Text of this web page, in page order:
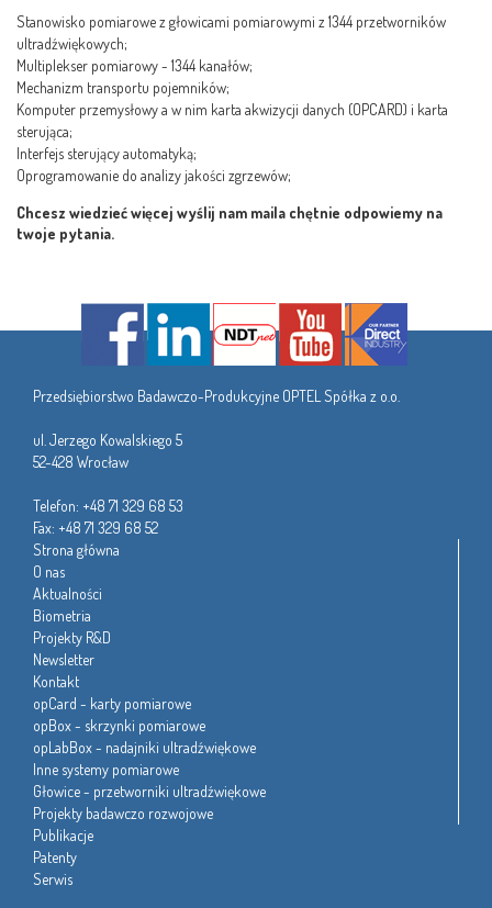
Stanowisko pomiarowe z głowicami pomiarowymi z 1344 przetworników
ultradźwiękowych;
Multiplekser pomiarowy - 1344 kanałów;
Mechanizm transportu pojemników;
Komputer przemysłowy a w nim karta akwizycji danych (OPCARD) i karta
sterująca;
Interfejs sterujący automatyką;
Oprogramowanie do analizy jakości zgrzewów;
Chcesz wiedzieć więcej wyślij nam maila chętnie odpowiemy na
twoje pytania.
Przedsiębiorstwo Badawczo-Produkcyjne OPTEL Spółka z o.o.
ul. Jerzego Kowalskiego 5
52-428 Wrocław
Telefon: +48 71 329 68 53
Fax: +48 71 329 68 52
Strona główna
O nas
Aktualności
Biometria
Projekty R&D
Newsletter
Kontakt
opCard - karty pomiarowe
opBox - skrzynki pomiarowe
opLabBox - nadajniki ultradźwiękowe
Inne systemy pomiarowe
Głowice - przetworniki ultradźwiękowe
Projekty badawczo rozwojowe
Publikacje
Patenty
Serwis